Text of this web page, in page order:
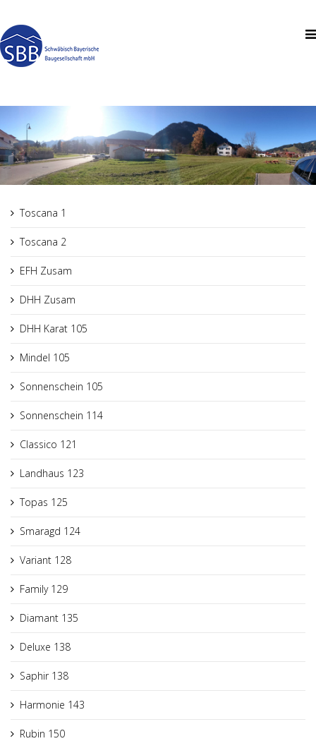
Toscana 1
Toscana 2
EFH Zusam
DHH Zusam
DHH Karat 105
Mindel 105
Sonnenschein 105
Sonnenschein 114
Classico 121
Landhaus 123
Topas 125
Smaragd 124
Variant 128
Family 129
Diamant 135
Deluxe 138
Saphir 138
Harmonie 143
Rubin 150